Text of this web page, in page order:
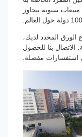
عام 2006، مع مبيعات سنوية تتجاوز
المحدد لديك،
بنا للحصول
مفصلة.